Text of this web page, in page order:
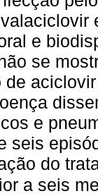
e
se
de
e
seis
do
a seis